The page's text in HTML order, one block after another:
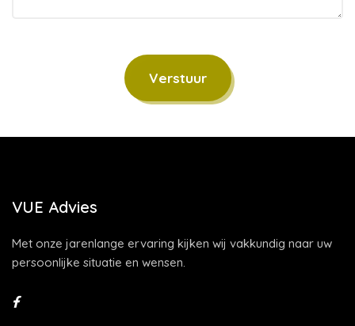
Verstuur
VUE Advies
Met onze jarenlange ervaring kijken wij vakkundig naar uw
persoonlijke situatie en wensen.